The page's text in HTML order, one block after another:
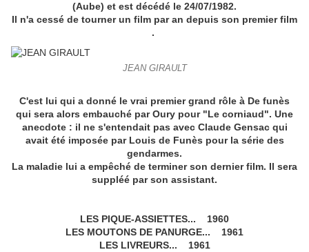
(Aube) et est décédé le 24/07/1982.
Il n'a cessé de tourner un film par an depuis son premier film
.
JEAN GIRAULT
C'est lui qui a donné le vrai premier grand rôle à De funès
qui sera alors embauché par Oury pour "Le corniaud". Une
anecdote : il ne s'entendait pas avec Claude Gensac qui
avait été imposée par Louis de Funès pour la série des
gendarmes.
La maladie lui a empêché de terminer son dernier film. Il sera
suppléé par son assistant.
LES PIQUE-ASSIETTES... 1960
LES MOUTONS DE PANURGE... 1961
LES LIVREURS... 1961